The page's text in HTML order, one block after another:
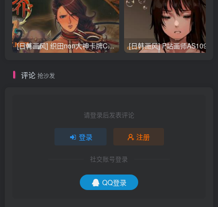
[日韩画风] 织田non大神卡牌CG插画设计画集256P 161M_CG原画资源
评论 抢沙发
请登录后发表评论
登录 注册
社交账号登录
QQ登录